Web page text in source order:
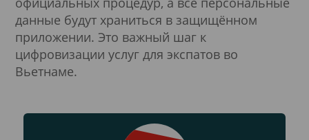
данные будут храниться в защищённом
приложении. Это важный шаг к
цифровизации услуг для экспатов во
Вьетнаме.